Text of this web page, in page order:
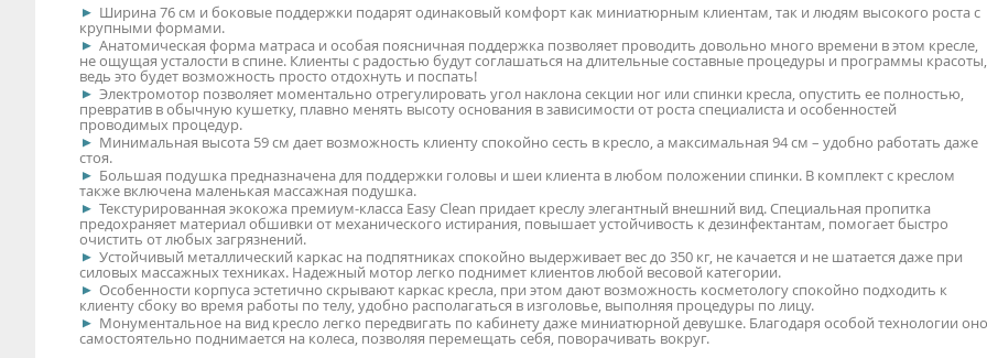
Ширина 76 см и боковые поддержки подарят одинаковый комфорт как миниатюрным клиентам, так и людям высокого роста с
крупными формами.
Анатомическая форма матраса и особая поясничная поддержка позволяет проводить довольно много времени в этом кресле,
не ощущая усталости в спине. Клиенты с радостью будут соглашаться на длительные составные процедуры и программы красоты,
ведь это будет возможность просто отдохнуть и поспать!
Электромотор позволяет моментально отрегулировать угол наклона секции ног или спинки кресла, опустить ее полностью,
превратив в обычную кушетку, плавно менять высоту основания в зависимости от роста специалиста и особенностей
проводимых процедур.
Минимальная высота 59 см дает возможность клиенту спокойно сесть в кресло, а максимальная 94 см – удобно работать даже
стоя.
Большая подушка предназначена для поддержки головы и шеи клиента в любом положении спинки. В комплект с креслом
также включена маленькая массажная подушка.
Текстурированная экокожа премиум-класса Easy Clean придает креслу элегантный внешний вид. Специальная пропитка
предохраняет материал обшивки от механического истирания, повышает устойчивость к дезинфектантам, помогает быстро
очистить от любых загрязнений.
Устойчивый металлический каркас на подпятниках спокойно выдерживает вес до 350 кг, не качается и не шатается даже при
силовых массажных техниках. Надежный мотор легко поднимет клиентов любой весовой категории.
Особенности корпуса эстетично скрывают каркас кресла, при этом дают возможность косметологу спокойно подходить к
клиенту сбоку во время работы по телу, удобно располагаться в изголовье, выполняя процедуры по лицу.
Монументальное на вид кресло легко передвигать по кабинету даже миниатюрной девушке. Благодаря особой технологии оно
самостоятельно поднимается на колеса, позволяя перемещать себя, поворачивать вокруг.